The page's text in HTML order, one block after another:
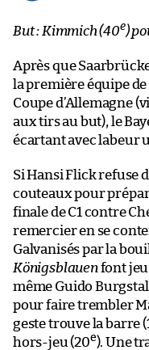
But : Kimmich (40e)
Après que
la première équipe de
Coupe d’Allemagne
aux tirs au but), le
écartant avec labeur
Si Hansi Flick refuse
couteaux pour
finale de C1 contre
remercier en se
Galvanisés par la
Königsblauenfont jeu
même Guido
pour faire trembler
geste trouve la barre
hors-jeu (20e). Une